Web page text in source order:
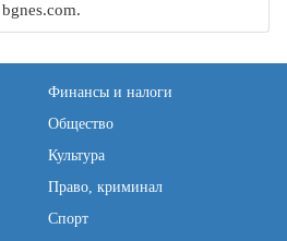
Финансы и налоги
Общество
Культура
Право, криминал
Спорт